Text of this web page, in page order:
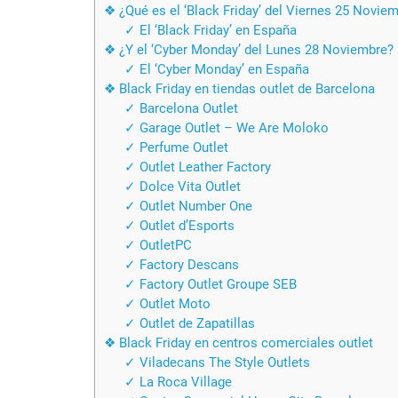
❖ ¿Qué es el ‘Black Friday’ del Viernes 25
✓ El ‘Black Friday’ en España
❖ ¿Y el ‘Cyber Monday’ del Lunes 28 Noviembre?
✓ El ‘Cyber Monday’ en España
❖ Black Friday en tiendas outlet de Barcelona
✓ Barcelona Outlet
✓ Garage Outlet – We Are Moloko
✓ Perfume Outlet
✓ Outlet Leather Factory
✓ Dolce Vita Outlet
✓ Outlet Number One
✓ Outlet d’Esports
✓ OutletPC
✓ Factory Descans
✓ Factory Outlet Groupe SEB
✓ Outlet Moto
✓ Outlet de Zapatillas
❖ Black Friday en centros comerciales outlet
✓ Viladecans The Style Outlets
✓ La Roca Village